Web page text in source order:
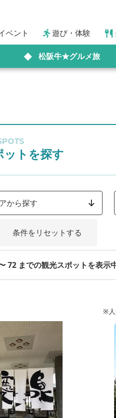
ベント 遊び・体験
松阪牛★グルメ旅
ットを探す
から探す
条件をリセットする
72 までの観光スポットを表示
※人